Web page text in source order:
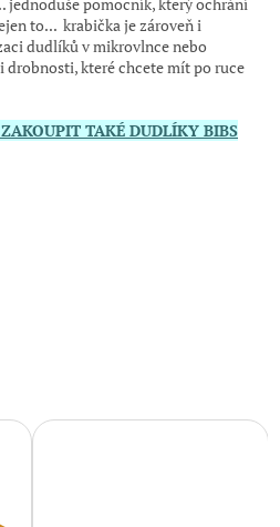
jednoduše pomocník, který ochrání
to... krabička je zároveň i
dudlíků v mikrovlnce nebo
které chcete mít po ruce
TAKÉ DUDLÍKY BIBS